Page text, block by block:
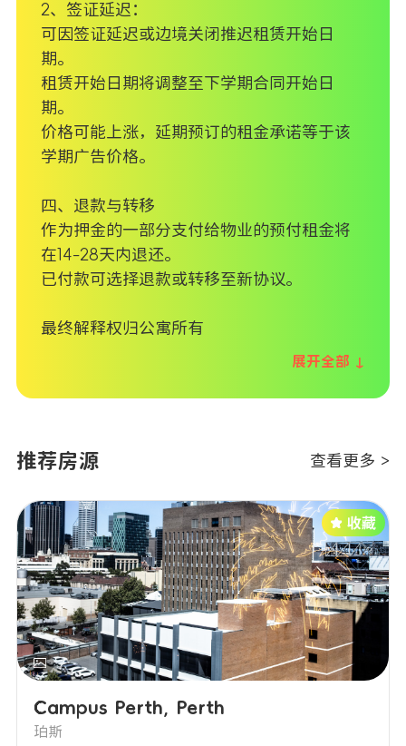
2、签证延迟：
可因签证延迟或边境关闭推迟租赁开始日
期。
租赁开始日期将调整至下学期合同开始日
期。
价格可能上涨，延期预订的租金承诺等于该
学期广告价格。
四、退款与转移
作为押金的一部分支付给物业的预付租金将
在14-28天内退还。
已付款可选择退款或转移至新协议。
最终解释权归公寓所有
展开全部 ↓
推荐房源 查看更多 >
Campus Perth, Perth
珀斯